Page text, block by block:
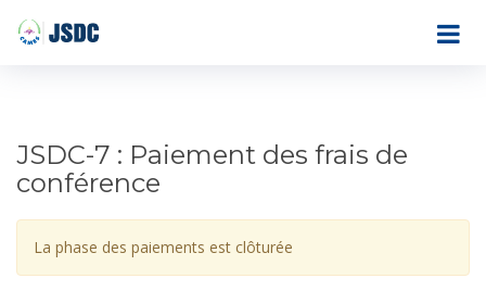
JSDC-7 : Paiement des frais de
conférence
La phase des paiements est clôturée